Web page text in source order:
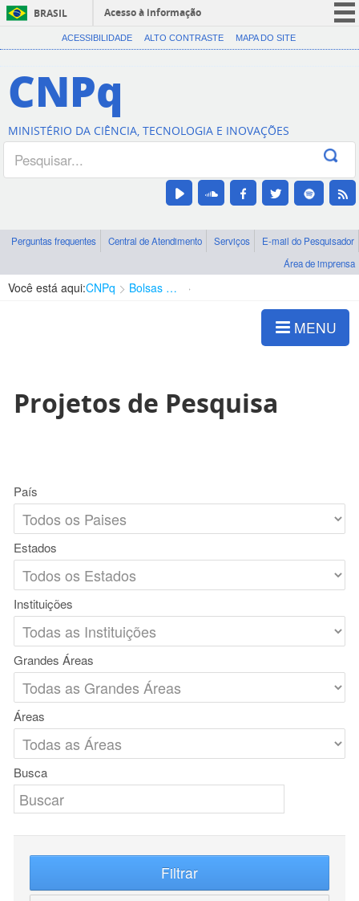
BRASIL
Acesso à informação
CORONAVÍRUS (COVID-19)
Canais
ACESSIBILIDADE ALTO CONTRASTE MAPA DO SITE
CNPq
MINISTÉRIO DA CIÊNCIA, TECNOLOGIA E INOVAÇÕES
Perguntas frequentes Central de Atendimento Serviços
E-mail do Pesquisador
Área de imprensa
Você está aqui:CNPq Bolsas e Auxílios Vigentes
MENU
Projetos de Pesquisa
País
Estados
Instituições
Grandes Áreas
Áreas
Busca
Filtrar